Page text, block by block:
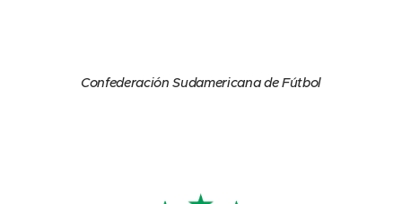
Confederación Sudamericana de Fútbol